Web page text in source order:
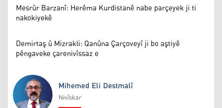
Mesrûr Barzanî: Herêma Kurdistanê nabe parçeyek ji ti
nakokiyekê
Demirtaş û Mizrakli: Qanûna Çarçoveyî ji bo aştiyê
pêngaveke çarenivîssaz e
Mihemed Eli Destmalî
Nivîskar